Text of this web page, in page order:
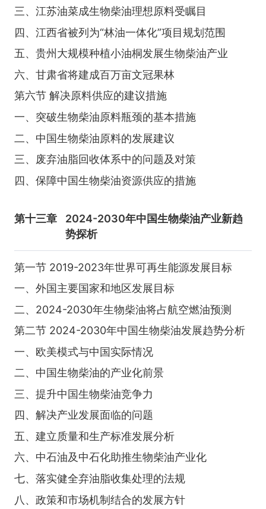
三、江苏油菜成生物柴油理想原料受瞩目
四、江西省被列为“林油一体化”项目规划范围
五、贵州大规模种植小油桐发展生物柴油产业
六、甘肃省将建成百万亩文冠果林
第六节 解决原料供应的建议措施
一、突破生物柴油原料瓶颈的基本措施
二、中国生物柴油原料的发展建议
三、废弃油脂回收体系中的问题及对策
四、保障中国生物柴油资源供应的措施
第十三章
2024-2030年中国生物柴油产业新趋
势探析
第一节 2019-2023年世界可再生能源发展目标
一、外国主要国家和地区发展目标
二、2024-2030年生物柴油将占航空燃油预测
第二节 2024-2030年中国生物柴油发展趋势分析
一、欧美模式与中国实际情况
二、中国生物柴油的产业化前景
三、提升中国生物柴油竞争力
四、解决产业发展面临的问题
五、建立质量和生产标准发展分析
六、中石油及中石化助推生物柴油产业化
七、落实健全弃油脂收集处理的法规
八、政策和市场机制结合的发展方针